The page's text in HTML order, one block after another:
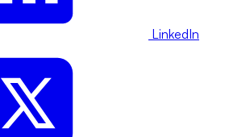
LinkedIn